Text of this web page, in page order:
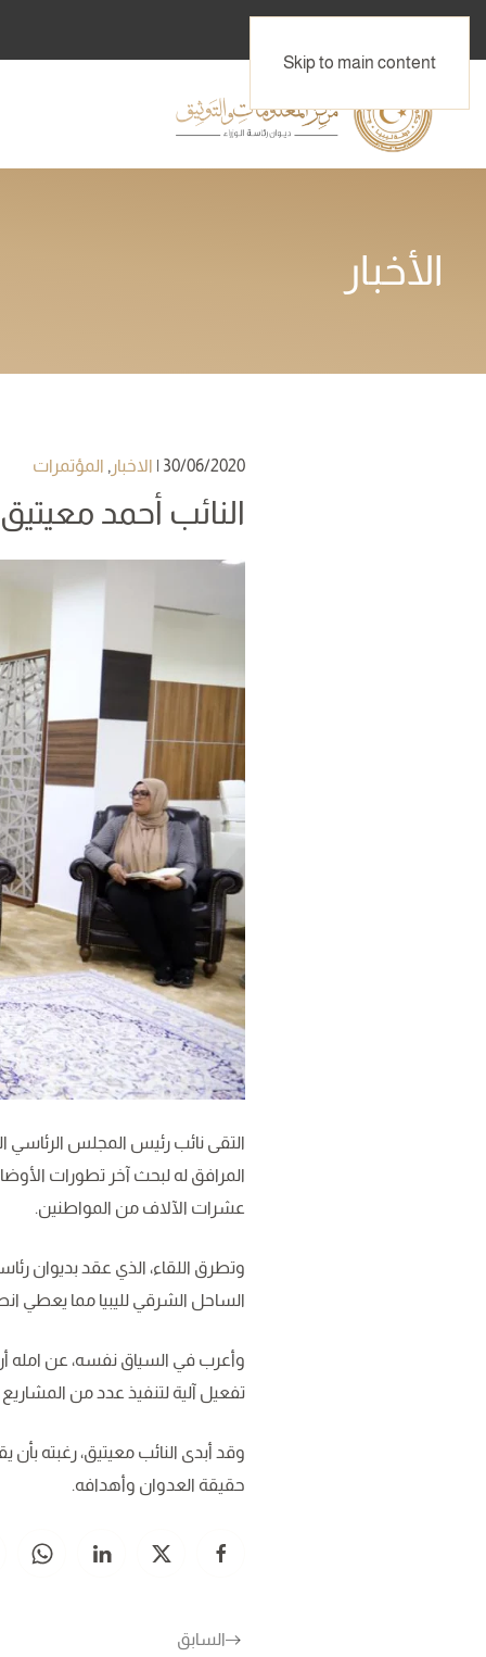
Skip to main content
الأخبار
30/06/2020
| الاخبار , المؤتمرات
النائب أحمد
التقى نائب رئيس المجلس الرئاسي
المرافق له لبحث آخر تطورات
عشرات الآلاف من المواطنين.
وتطرق اللقاء، الذي عقد بديوان رئاسة
الساحل الشرقي لليبيا مما يعطي
وأعرب في السياق نفسه، عن امله أن
تفعيل آلية لتنفيذ عدد من
وقد أبدى النائب معيتيق، رغبته
حقيقة العدوان وأهدافه.
السابق